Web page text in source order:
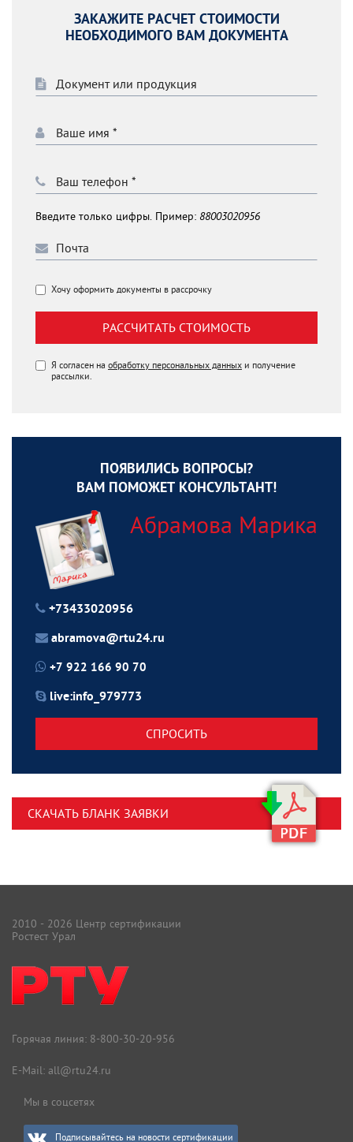
ЗАКАЖИТЕ РАСЧЕТ СТОИМОСТИ
НЕОБХОДИМОГО ВАМ ДОКУМЕНТА
Введите только цифры. Пример: 88003020956
Хочу оформить документы в рассрочку
РАССЧИТАТЬ СТОИМОСТЬ
Я согласен на обработку персональных данных и получение
рассылки.
ПОЯВИЛИСЬ ВОПРОСЫ?
ВАМ ПОМОЖЕТ КОНСУЛЬТАНТ!
Абрамова Марика
+73433020956
abramova@rtu24.ru
+7 922 166 90 70
live:info_979773
СПРОСИТЬ
СКАЧАТЬ БЛАНК ЗАЯВКИ
2010 - 2026 Центр сертификации
Ростест Урал
Горячая линия: 8-800-30-20-956
E-Mail: all@rtu24.ru
Мы в соцсетях
Подписывайтесь на новости сертификации